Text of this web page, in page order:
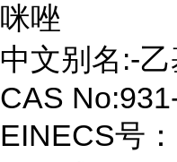
咪唑
中文别名:-
CAS
EINECS号